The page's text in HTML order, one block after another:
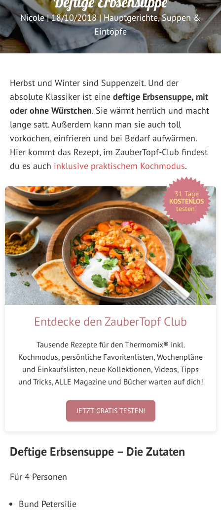
Nicole|18/10/2018|Hauptgerichte,Suppen &
Eintöpfe
Herbst und Winter sind Suppenzeit. Und der
absolute Klassiker ist eine deftige Erbsensuppe, mit
oder ohne Würstchen. Sie wärmt herrlich und macht
lange satt. Außerdem kann man sie auch toll
vorkochen, einfrieren und bei Bedarf aufwärmen.
Hier kommt das Rezept, im ZauberTopf-Club findest
du es auch inklusive praktischem Kochmodus.
31 Tage
KOSTENLOS
testen!
Entdecke den ZauberTopf Club
Tausende Rezepte für den Thermomix® inkl.
Kochmodus, persönliche Favoritenlisten, Wochenpläne
und Einkaufslisten, neue Kollektionen, Videos, Tipps
und Tricks, ALLE Magazine und Bücher warten auf dich!
JETZT GRATIS TESTEN!
Deftige Erbsensuppe – Die Zutaten
Für 4 Personen
Bund Petersilie